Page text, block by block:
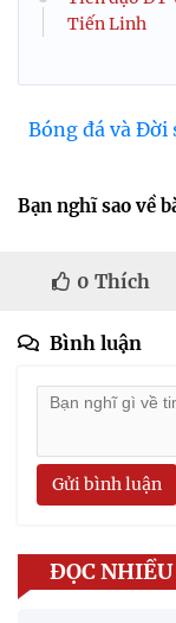
Tiến Linh
Bóng đá và
Bạn nghĩ sao về
0 Thích
Bình luận
Gửi bình luận
ĐỌC NHIỀU